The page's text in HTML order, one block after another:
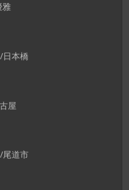
雅
日本橋
屋
尾道市